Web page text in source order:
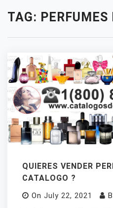
TAG:
QUIERES VENDER
CATALOGO ?
On July 22, 2021